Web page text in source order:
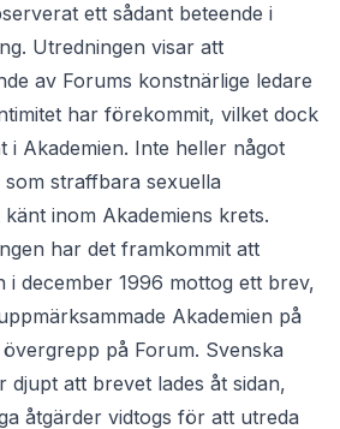
ett sådant beteende i
Utredningen visar att
av Forums konstnärlige ledare
har förekommit, vilket dock
i Akademien. Inte heller något
straffbara sexuella
inom Akademiens krets.
har det framkommit att
i december 1996 mottog ett brev,
Akademien på
på Forum. Svenska
djupt att brevet lades åt sidan,
åtgärder vidtogs för att utreda